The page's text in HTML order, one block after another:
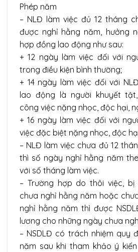
Phép năm
– NLĐ làm việc đủ 12 tháng
được nghỉ hằng năm, hưởng
hợp đồng lao động như sau:
+ 12 ngày làm việc đối với
trong điều kiện bình thường;
+ 14 ngày làm việc đối với
lao động là người khuyết
công việc nặng nhọc, độc hại,
+ 16 ngày làm việc đối với
việc đặc biệt nặng nhọc, độc
– NLĐ làm việc chưa đủ 12
thì số ngày nghỉ hằng năm
với số tháng làm việc.
– Trường hợp do thôi việc,
chưa nghỉ hằng năm hoặc
nghỉ hằng năm thì được
lương cho những ngày chưa
– NSDLĐ có trách nhiệm quy
năm sau khi tham khảo ý